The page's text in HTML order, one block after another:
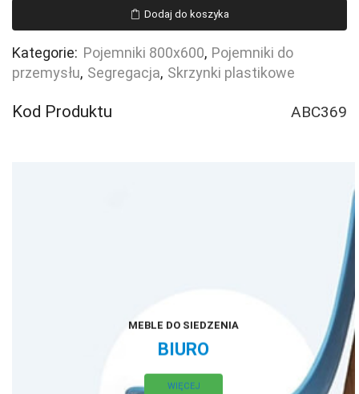
800x600x320
basicline
plus
Dodaj do koszyka
Kategorie: Pojemniki 800x600, Pojemniki do
przemysłu, Segregacja, Skrzynki plastikowe
Kod Produktu ABC369
MEBLE DO SIEDZENIA
BIURO
WIĘCEJ